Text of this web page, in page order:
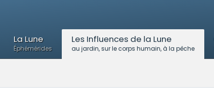
La Lune
Éphémérides
Les Influences de la Lune
au jardin, sur le corps humain, à la pêche